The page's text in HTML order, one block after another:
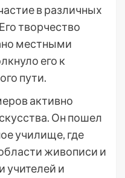
в различных
творчество
местными
его к
пути.
активно
Он пошел
училище, где
живописи и
учителей и